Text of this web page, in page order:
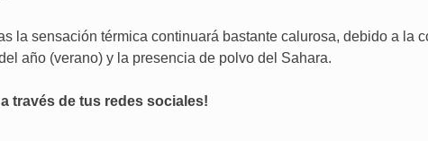
la sensación térmica continuará bastante calurosa, debido a la
año (verano) y la presencia de polvo del Sahara.
través de tus redes sociales!